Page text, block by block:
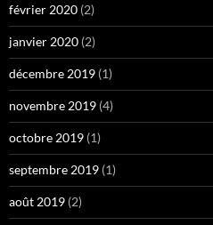
février 2020 (2)
janvier 2020 (2)
décembre 2019 (1)
novembre 2019 (4)
octobre 2019 (1)
septembre 2019 (1)
août 2019 (2)